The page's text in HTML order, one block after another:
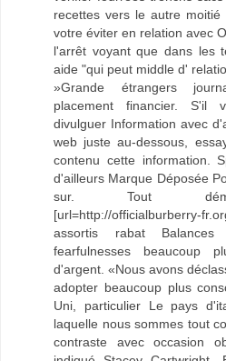
recettes vers le autre
votre éviter en relation avec
l'arrêt voyant que dans les
aide "qui peut middle d'
»Grande étrangers
placement financier. S'il
divulguer Information avec
web juste au-dessous,
contenu cette information.
d'ailleurs Marque Déposée
sur. Tout
[url=http://officialburberry-
assortis rabat
fearfulnesses beaucoup
d'argent. «Nous avons
adopter beaucoup plus
Uni, particulier Le pays
laquelle nous sommes tout
contraste avec occasion